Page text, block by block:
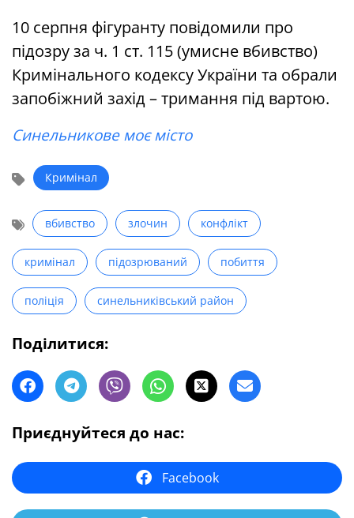
10 серпня фігуранту повідомили про
підозру за ч. 1 ст. 115 (умисне вбивство)
Кримінального кодексу України та обрали
запобіжний захід – тримання під вартою.
Синельникове моє місто
Кримінал
вбивство злочин конфлікт
кримінал підозрюваний побиття
поліція синельниківський район
Поділитися:
Приєднуйтеся до нас:
Facebook